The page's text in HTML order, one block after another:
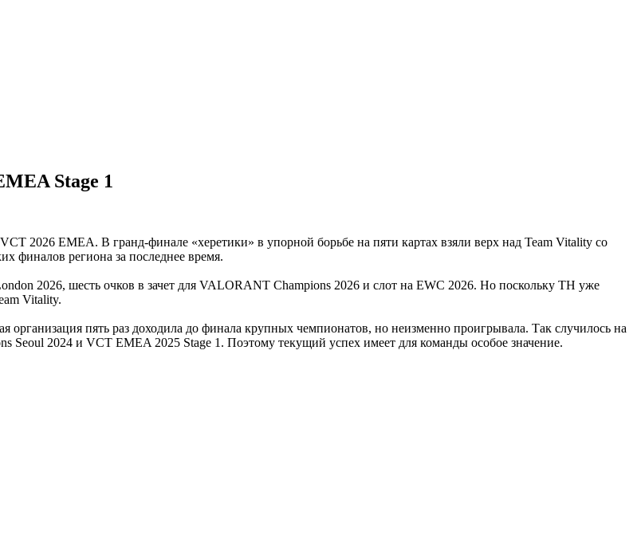
Stage 1
2026 EMEA. В гранд-финале «херетики» в упорной борьбе на пяти картах взяли верх над Team Vitality со
финалов региона за последнее время.
2026, шесть очков в зачет для VALORANT Champions 2026 и слот на EWC 2026. Но поскольку TH уже
Vitality.
организация пять раз доходила до финала крупных чемпионатов, но неизменно проигрывала. Так случилось на
Seoul 2024 и VCT EMEA 2025 Stage 1. Поэтому текущий успех имеет для команды особое значение.